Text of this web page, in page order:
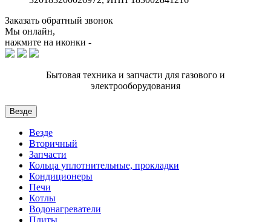
Заказать обратный звонок
Мы онлайн,
нажмите на иконки -
Бытовая техника и запчасти для газового и
электрооборудования
Везде
Везде
Вторичный
Запчасти
Кольца уплотнительные, прокладки
Кондиционеры
Печи
Котлы
Водонагреватели